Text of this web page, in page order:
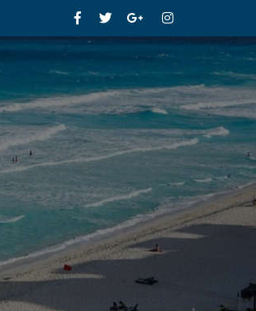
FacebookTwitterGoogle+Instagram